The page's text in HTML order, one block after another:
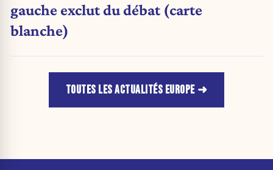
gauche exclut du débat (carte
blanche)
TOUTES LES ACTUALITÉS EUROPE